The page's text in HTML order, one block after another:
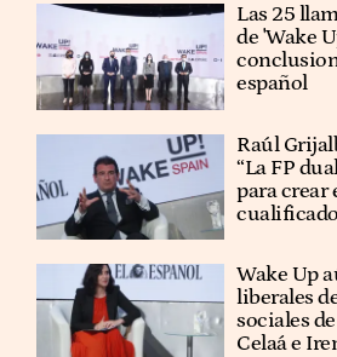
Las 25
de 'Wake
español
Raúl
“La FP
para crear
Wake Up
liberales
sociales
Celaá e